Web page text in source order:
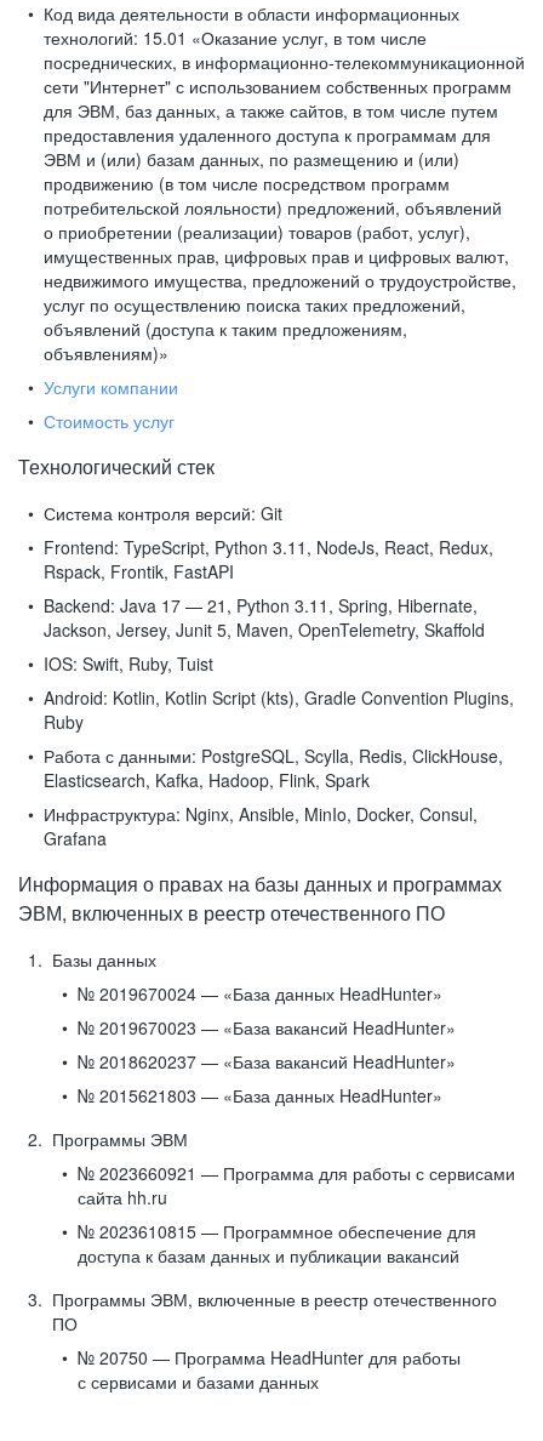
Код вида деятельности в области информационных
технологий: 15.01 «Оказание услуг, в том числе
посреднических, в информационно-телекоммуникационной
сети "Интернет" с использованием собственных программ
для ЭВМ, баз данных, а также сайтов, в том числе путем
предоставления удаленного доступа к программам для
ЭВМ и (или) базам данных, по размещению и (или)
продвижению (в том числе посредством программ
потребительской лояльности) предложений, объявлений
о приобретении (реализации) товаров (работ, услуг),
имущественных прав, цифровых прав и цифровых валют,
недвижимого имущества, предложений о трудоустройстве,
услуг по осуществлению поиска таких предложений,
объявлений (доступа к таким предложениям,
объявлениям)»
Услуги компании
Стоимость услуг
Технологический стек
Система контроля версий: Git
Frontend: TypeScript, Python 3.11, NodeJs, React, Redux,
Rspack, Frontik, FastAPI
Backend: Java 17 — 21, Python 3.11, Spring, Hibernate,
Jackson, Jersey, Junit 5, Maven, OpenTelemetry, Skaffold
IOS: Swift, Ruby, Tuist
Android: Kotlin, Kotlin Script (kts), Gradle Convention Plugins,
Ruby
Работа с данными: PostgreSQL, Scylla, Redis, ClickHouse,
Elasticsearch, Kafka, Hadoop, Flink, Spark
Инфраструктура: Nginx, Ansible, MinIo, Docker, Consul,
Grafana
Информация о правах на базы данных и программах
ЭВМ, включенных в реестр отечественного ПО
Базы данных
№ 2019670024 — «База данных HeadHunter»
№ 2019670023 — «База вакансий HeadHunter»
№ 2018620237 — «База вакансий HeadHunter»
№ 2015621803 — «База данных HeadHunter»
Программы ЭВМ
№ 2023660921 — Программа для работы с сервисами
сайта hh.ru
№ 2023610815 — Программное обеспечение для
доступа к базам данных и публикации вакансий
Программы ЭВМ, включенные в реестр отечественного
ПО
№ 20750 — Программа HeadHunter для работы
с сервисами и базами данных